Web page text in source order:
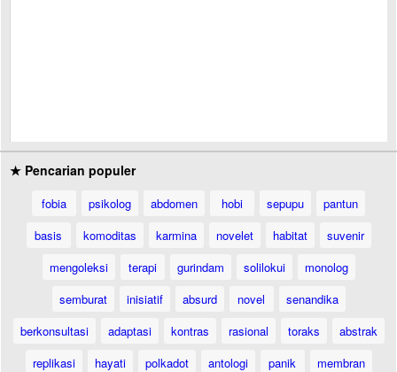
★ Pencarian populer
fobia psikolog abdomen hobi sepupu
pantun
basis
komoditas karmina novelet habitat
suvenir
mengoleksi
terapi gurindam solilokui
monolog
semburat
inisiatif absurd novel
senandika
berkonsultasi
adaptasi kontras rasional toraks
abstrak
replikasi
hayati polkadot antologi panik
membran